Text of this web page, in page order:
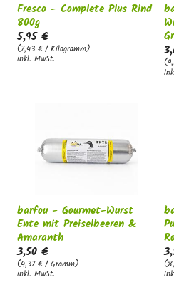
Fresco - Complete Plus Rind
800g
5,95 €
(7,43 € / Kilogramm)
inkl. MwSt.
barfou - Gourmet-Wurst
Ente mit Preiselbeeren &
Amaranth
3,50 €
(4,37 € / Gramm)
inkl. MwSt.